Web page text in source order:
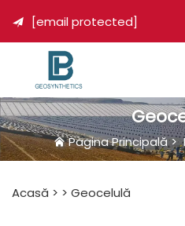
 [email protected]
Pagina Principală>
Acasă > > Geocelulă